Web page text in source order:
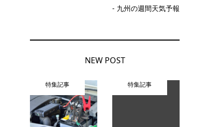
- 九州の週間天気予報
NEW POST
特集記事 特集記事